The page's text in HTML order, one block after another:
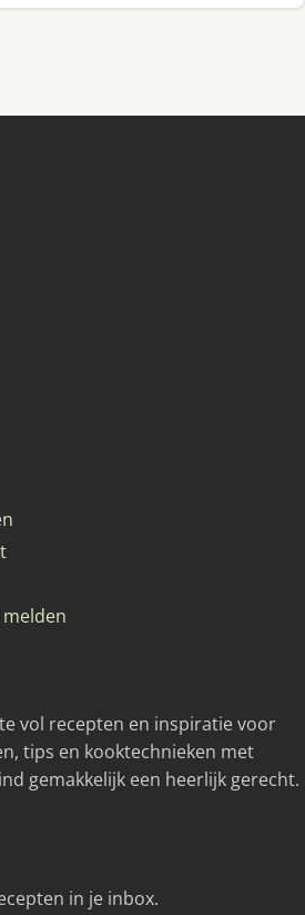
vol recepten en inspiratie voor
tips en kooktechnieken met
gemakkelijk een heerlijk gerecht.
in je inbox.